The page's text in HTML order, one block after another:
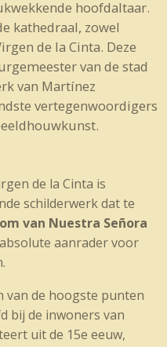
hoofdaltaar.
kathedraal, zowel
de la Cinta. Deze
van de stad
van Martínez
vertegenwoordigers
de la Cinta is
schilderwerk dat te
van Nuestra Señora
aanrader voor
van de hoogste punten
bij de inwoners van
uit de 15e eeuw,